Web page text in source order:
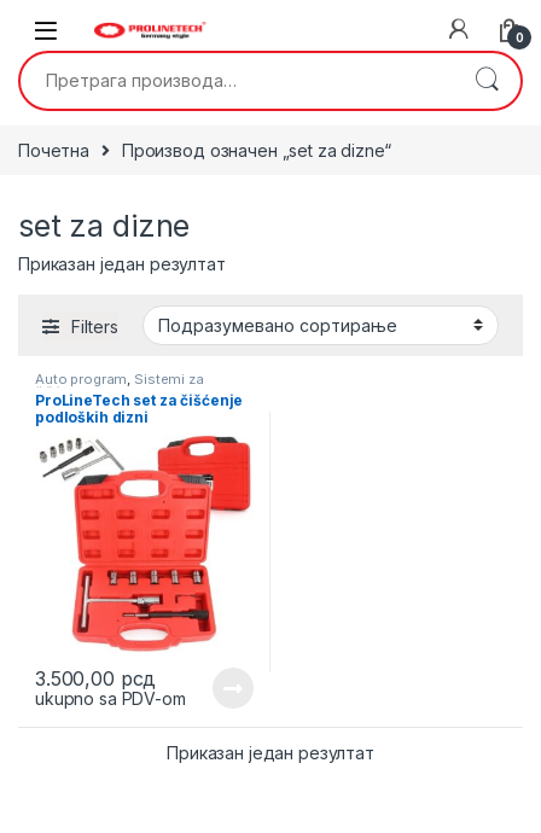
0
Претрага за:
Почетна Производ oзначен „set za dizne“
set za dizne
Приказан један резултат
Filters
Auto program Sistemi za
čišćenje
ProLineTech set za čišćenje
podloških dizni
3.500,00 рсд
ukupno sa PDV-om
Приказан један резултат